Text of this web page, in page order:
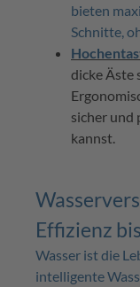
bieten
Schnitte,
dicke Äste
sicher und
kannst.
Effizienz
Wasser ist die
intelligente